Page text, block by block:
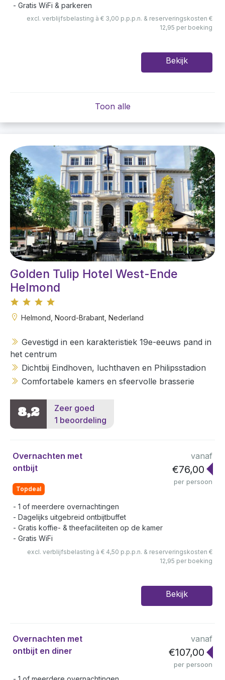
Gratis WiFi & parkeren
excl. verblijfsbelasting à € 3,00 p.p.p.n. & reserveringskosten €
12,95 per boeking
Bekijk
Toon alle
Golden Tulip Hotel West-Ende
Helmond
Helmond, Noord-Brabant, Nederland
Gevestigd in een karakteristiek 19e-eeuws pand in
het centrum
Dichtbij Eindhoven, luchthaven en Philipsstadion
Comfortabele kamers en sfeervolle brasserie
8,2
Zeer goed
1 beoordeling
Overnachten met
ontbijt
Topdeal
vanaf
€76,00
per persoon
1 of meerdere overnachtingen
Dagelijks uitgebreid ontbijtbuffet
Gratis koffie- & theefaciliteiten op de kamer
Gratis WiFi
excl. verblijfsbelasting à € 4,50 p.p.p.n. & reserveringskosten €
12,95 per boeking
Bekijk
Overnachten met
ontbijt en diner
vanaf
€107,00
per persoon